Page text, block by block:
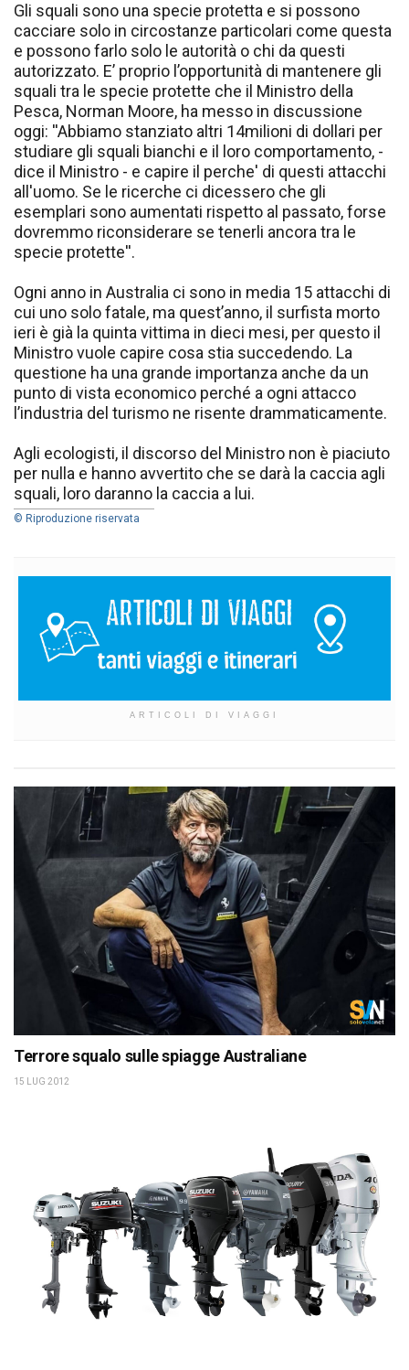
Gli squali sono una specie protetta e si possono
cacciare solo in circostanze particolari come questa
e possono farlo solo le autorità o chi da questi
autorizzato. E’ proprio l’opportunità di mantenere gli
squali tra le specie protette che il Ministro della
Pesca, Norman Moore, ha messo in discussione
oggi: ''Abbiamo stanziato altri 14milioni di dollari per
studiare gli squali bianchi e il loro comportamento, -
dice il Ministro - e capire il perche' di questi attacchi
all'uomo. Se le ricerche ci dicessero che gli
esemplari sono aumentati rispetto al passato, forse
dovremmo riconsiderare se tenerli ancora tra le
specie protette''.
Ogni anno in Australia ci sono in media 15 attacchi di
cui uno solo fatale, ma quest’anno, il surfista morto
ieri è già la quinta vittima in dieci mesi, per questo il
Ministro vuole capire cosa stia succedendo. La
questione ha una grande importanza anche da un
punto di vista economico perché a ogni attacco
l’industria del turismo ne risente drammaticamente.
Agli ecologisti, il discorso del Ministro non è piaciuto
per nulla e hanno avvertito che se darà la caccia agli
squali, loro daranno la caccia a lui.
© Riproduzione riservata
ARTICOLI DI VIAGGI
Terrore squalo sulle spiagge Australiane
15 LUG 2012